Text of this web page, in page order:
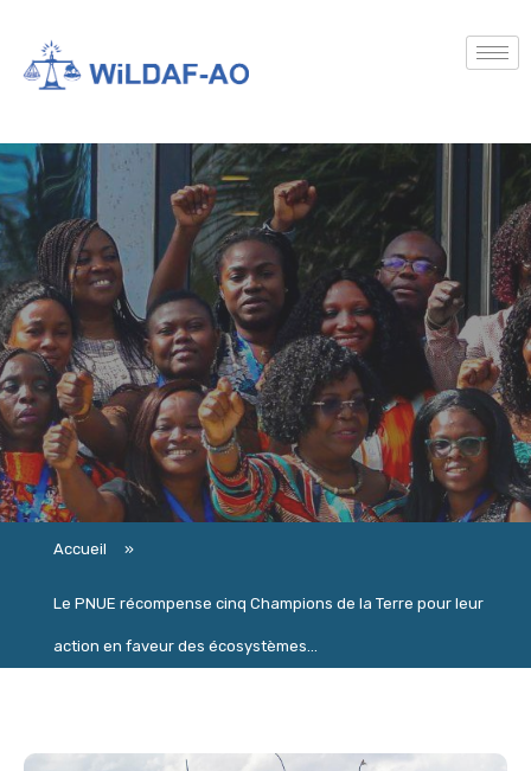
Accueil »
Le PNUE récompense cinq Champions de la Terre pour leur
action en faveur des écosystèmes...